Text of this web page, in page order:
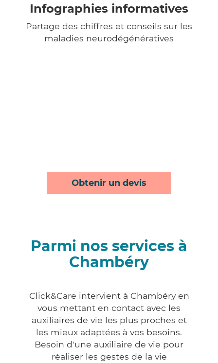
Infographies informatives
Partage des chiffres et conseils sur les
maladies neurodégénératives
Obtenir un devis
Parmi nos services à
Chambéry
Click&Care intervient à Chambéry en
vous mettant en contact avec les
auxiliaires de vie les plus proches et
les mieux adaptées à vos besoins.
Besoin d'une auxiliaire de vie pour
réaliser les gestes de la vie